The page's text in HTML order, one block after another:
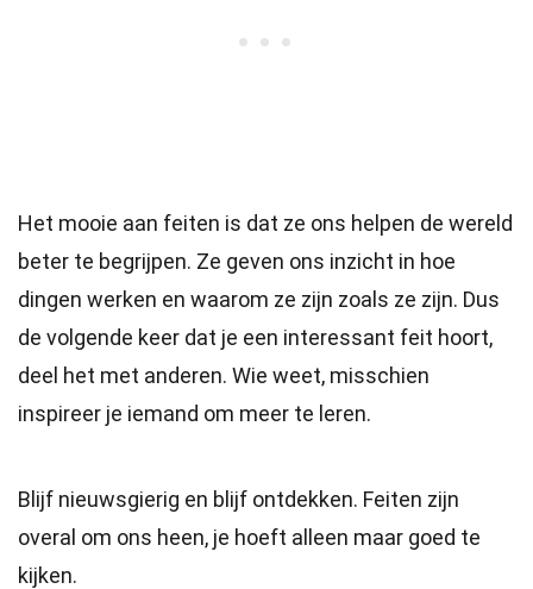
Het mooie aan feiten is dat ze ons helpen de wereld
beter te begrijpen. Ze geven ons inzicht in hoe
dingen werken en waarom ze zijn zoals ze zijn. Dus
de volgende keer dat je een interessant feit hoort,
deel het met anderen. Wie weet, misschien
inspireer je iemand om meer te leren.
Blijf nieuwsgierig en blijf ontdekken. Feiten zijn
overal om ons heen, je hoeft alleen maar goed te
kijken.